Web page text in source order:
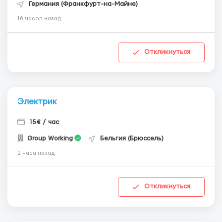
Германия (Франкфурт-на-Майне)
16 часов назад
Откликнуться
Электрик
15€ / час
Group Working Бельгия (Брюссель)
2 часа назад
Откликнуться